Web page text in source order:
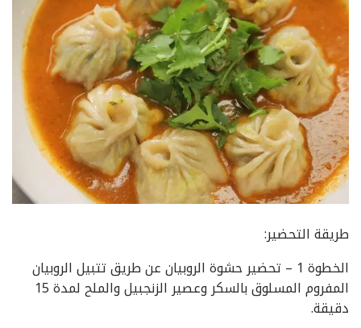
طريقة التحضير:
الخطوة 1 – تحضير حشوة الروبيان عن طريق تتبيل الروبيان
المفروم المسلوق بالسكر وعصير الزنجبيل والملح لمدة 15
دقيقة.